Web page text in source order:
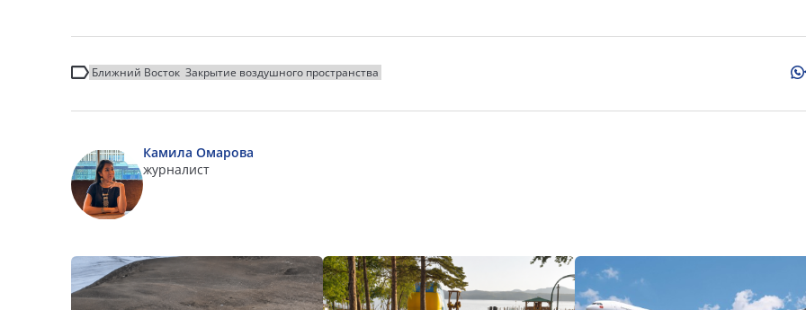
Ближний Восток Закрытие воздушного пространства
Камила Омарова
журналист